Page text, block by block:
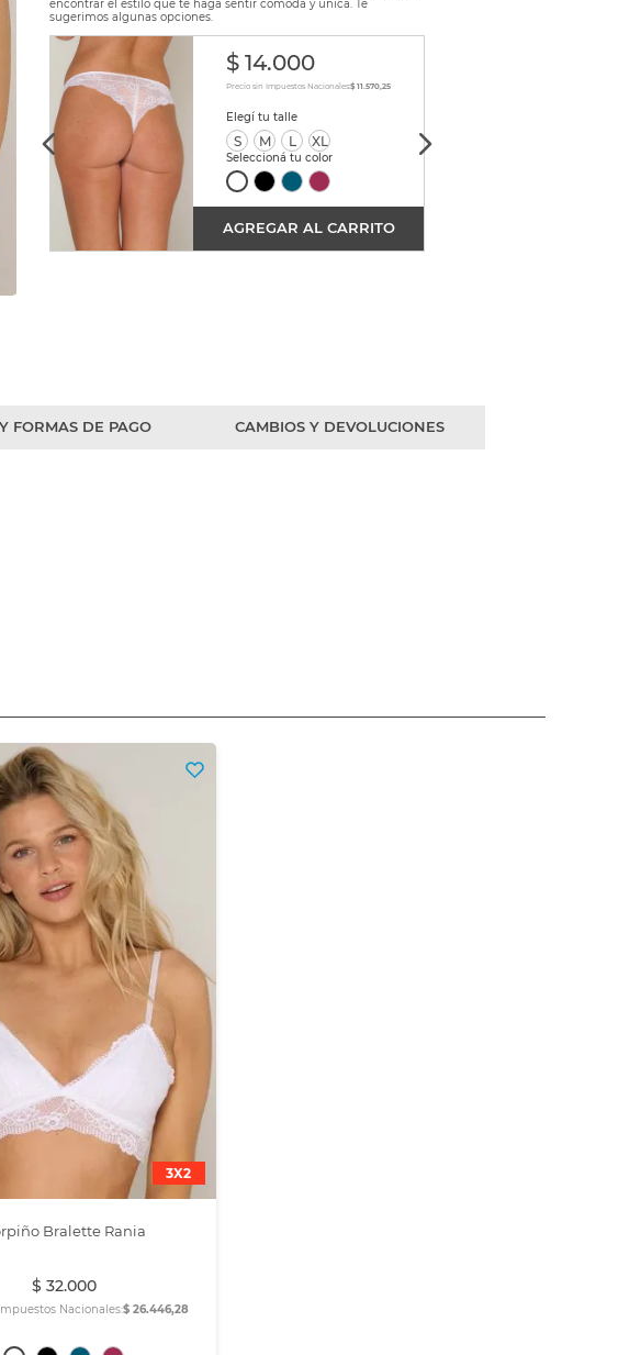
encontrar el estilo que te haga sentir cómoda y única. Te
sugerimos algunas opciones.
$ 14.000
Precio sin Impuestos Nacionales:$ 11.570,25
S M L XL
AGREGAR AL CARRITO
FORMAS DE PAGO CAMBIOS Y DEVOLUCIONES
3X2
Bralette Rania
$ 32.000
Nacionales:$ 26.446,28